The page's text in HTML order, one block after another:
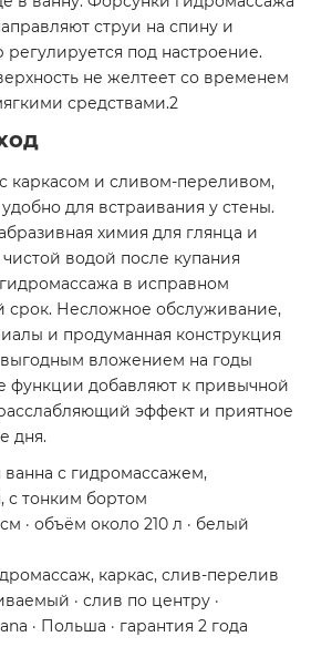
струи на спину и
регулируется под настроение.
не желтеет со временем
средствами.2
с каркасом и сливом-переливом,
для встраивания у стены.
химия для глянца и
водой после купания
в исправном
срок. Несложное обслуживание,
и продуманная конструкция
вложением на годы
функции добавляют к привычной
эффект и приятное
дня.
ванна с гидромассажем,
с тонким бортом
· объём около 210 л · белый
каркас, слив-перелив
· слив по центру ·
· Польша · гарантия 2 года